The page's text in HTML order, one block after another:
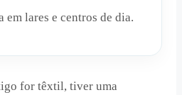
em lares e centros de dia.
for têxtil, tiver uma